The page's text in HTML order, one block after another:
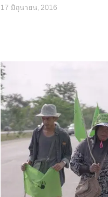
17 มิถุนายน, 2016